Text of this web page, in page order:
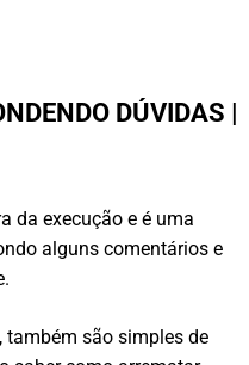
DÚVIDAS |
da execução e é uma
alguns comentários e
também são simples de